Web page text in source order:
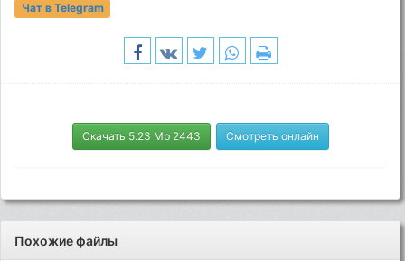
Чат в Telegram
Скачать 5.23 Mb 2443 Смотреть онлайн
Похожие файлы